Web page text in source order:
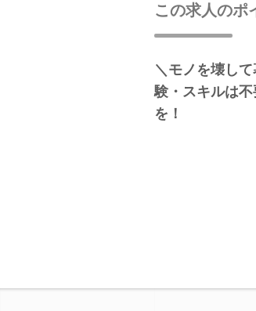
この求人のポ
＼モノを壊し
験・スキルは
を！